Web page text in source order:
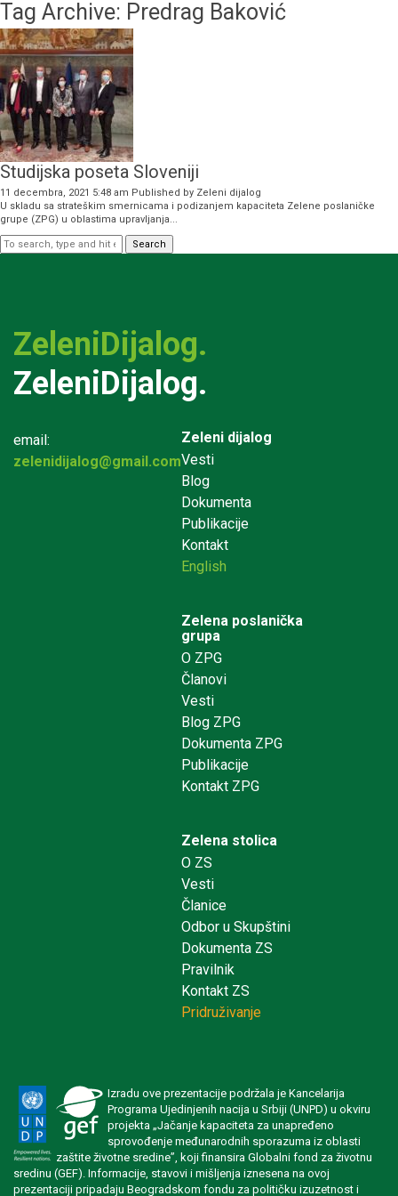
Tag Archive: Predrag Baković
Studijska poseta Sloveniji
11 decembra, 2021 5:48 am Published by Zeleni dijalog
U skladu sa strateškim smernicama i podizanjem kapaciteta Zelene poslaničke
grupe (ZPG) u oblastima upravljanja...
Search
ZeleniDijalog.
ZeleniDijalog.
email:
zelenidijalog@gmail.com
Zeleni dijalog
Vesti
Blog
Dokumenta
Publikacije
Kontakt
English
Zelena poslanička
grupa
O ZPG
Članovi
Vesti
Blog ZPG
Dokumenta ZPG
Publikacije
Kontakt ZPG
Zelena stolica
O ZS
Vesti
Članice
Odbor u Skupštini
Dokumenta ZS
Pravilnik
Kontakt ZS
Pridruživanje
Izradu ove prezentacije podržala je Kancelarija
Programa Ujedinjenih nacija u Srbiji (UNPD) u okviru
projekta „Jačanje kapaciteta za unapređeno
sprovođenje međunarodnih sporazuma iz oblasti
zaštite životne sredine”, koji finansira Globalni fond za životnu
sredinu (GEF). Informacije, stavovi i mišljenja iznesena na ovoj
prezentaciji pripadaju Beogradskom fondu za političku izuzetnost i